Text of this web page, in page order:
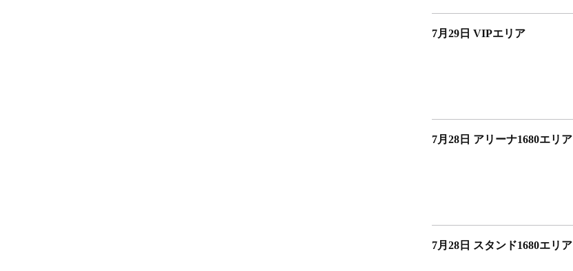
7月29日 VIPエリア
7月28日 アリーナ1680エリア
7月28日 スタンド1680エリア